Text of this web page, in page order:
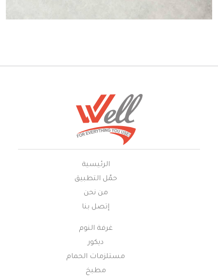
الرئيسية
حمّل التطبيق
من نحن
إتصل بنا
غرفة النوم
ديكور
مستلزمات الحمام
مطبخ